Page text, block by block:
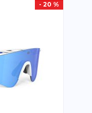
- 20 %